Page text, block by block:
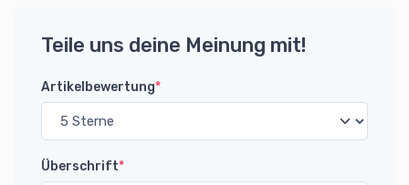
Teile uns deine Meinung mit!
Artikelbewertung*
Überschrift*